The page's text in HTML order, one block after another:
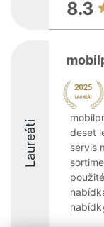
8.3
Laureáti
deset
servis